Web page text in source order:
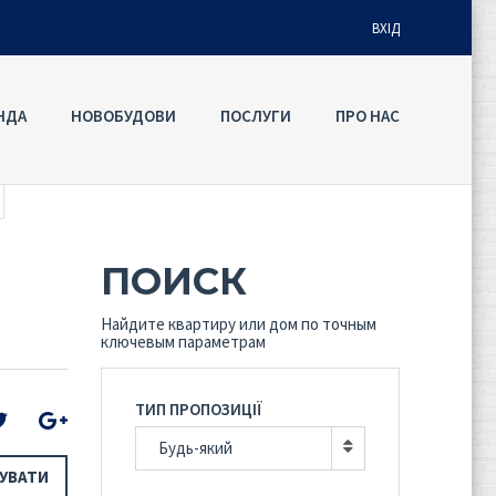
ВХІД
Ім'я користувача
пароль?
Запам'ятати мене
НОВОБУДОВИ ПОСЛУГИ ПРО НАС
ПОИСК
Найдите квартиру или дом по точным
ключевым параметрам
ТИП ПРОПОЗИЦІЇ
Будь-який